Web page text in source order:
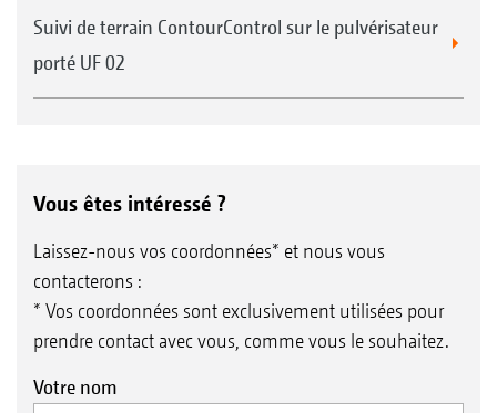
Suivi de terrain ContourControl sur le pulvérisateur
porté UF 02
Vous êtes intéressé ?
Laissez-nous vos coordonnées* et nous vous
contacterons :
* Vos coordonnées sont exclusivement utilisées pour
prendre contact avec vous, comme vous le souhaitez.
Votre nom